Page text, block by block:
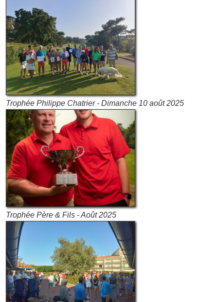
Trophée Philippe Chatrier - Dimanche 10 août 2025
Trophée Père & Fils - Août 2025